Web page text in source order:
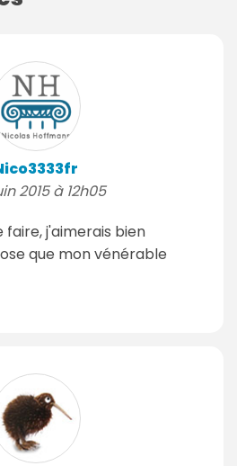
2015 à 12h05
j'aimerais bien
que mon vénérable